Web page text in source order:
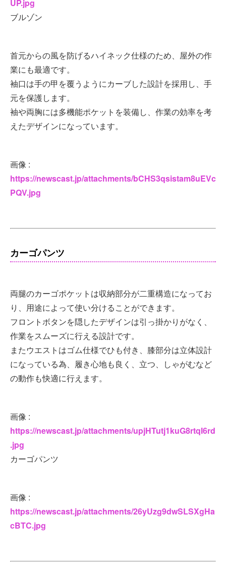
UP.jpg
ブルゾン
首元からの風を防げるハイネック仕様のため、屋外の作
業にも最適です。
袖口は手の甲を覆うようにカーブした設計を採用し、手
元を保護します。
袖や両胸には多機能ポケットを装備し、作業の効率を考
えたデザインになっています。
画像 :
https://newscast.jp/attachments/bCHS3qsistam8uEVc
PQV.jpg
カーゴパンツ
両腿のカーゴポケットは収納部分が二重構造になってお
り、用途によって使い分けることができます。
フロントボタンを隠したデザインは引っ掛かりがなく、
作業をスムーズに行える設計です。
またウエストはゴム仕様でひも付き、膝部分は立体設計
になっている為、履き心地も良く、立つ、しゃがむなど
の動作も快適に行えます。
画像 :
https://newscast.jp/attachments/upjHTutj1kuG8rtqI6rd
.jpg
カーゴパンツ
画像 :
https://newscast.jp/attachments/26yUzg9dwSLSXgHa
cBTC.jpg